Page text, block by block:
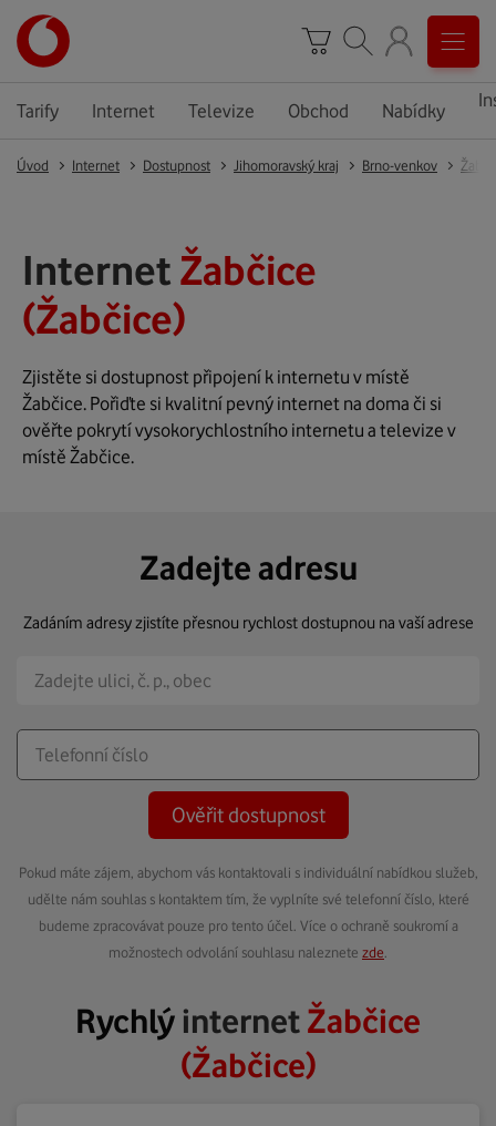
Tarify Internet Televize Obchod Nabídky
Úvod Internet Dostupnost Jihomoravský kraj Brno-venkov
Internet Žabčice
(Žabčice)
Zjistěte si dostupnost připojení k internetu v místě
Žabčice. Pořiďte si kvalitní pevný internet na doma či si
ověřte pokrytí vysokorychlostního internetu a televize v
místě Žabčice.
Zadejte adresu
Zadáním adresy zjistíte přesnou rychlost dostupnou na vaší adrese
Ověřit dostupnost
Pokud máte zájem, abychom vás kontaktovali s individuální nabídkou služeb,
udělte nám souhlas s kontaktem tím, že vyplníte své telefonní číslo, které
budeme zpracovávat pouze pro tento účel. Více o ochraně soukromí a
možnostech odvolání souhlasu naleznete zde
RychlýinternetŽabčice
(Žabčice)